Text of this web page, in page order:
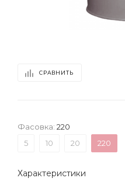
СРАВНИТЬ
Фасовка: 220
5
10 20 220
Характеристики